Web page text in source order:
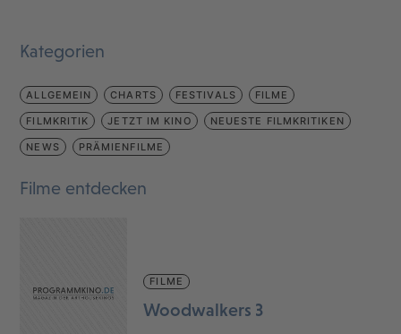
Kategorien
ALLGEMEIN CHARTS FESTIVALS FILME
FILMKRITIK JETZT IM KINO NEUESTE FILMKRITIKEN
NEWS PRÄMIENFILME
Filme entdecken
FILME
Woodwalkers 3